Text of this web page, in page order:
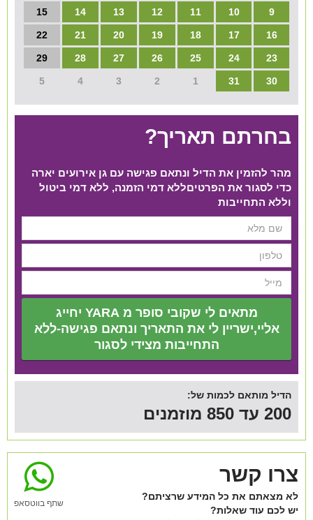
9
10
11
12
13
14
15
16
17
18
19
20
21
22
23
24
25
26
27
28
29
30
31
1
2
3
4
5
בחרתם תאריך?
מהר להזמין את הדיל ונתאם פגישה עם גן אירועים יארה
כדי לסגור את הפרטים​ ללא דמי הזמנה, ללא דמי ביטול
וללא התחייבות
מתאים לי שקובי סופר מ YARA יחייג
אליי,ישריין לי את התאריך ונתאם פגישה-ללא
התחייבות מצידי לסגור
הדיל מותאם לכמות של:
200 עד 850 מוזמנים
שתף בווטסאפ
צרו קשר
לא מצאתם את כל המידע שרציתם?
יש לכם עוד שאלות?